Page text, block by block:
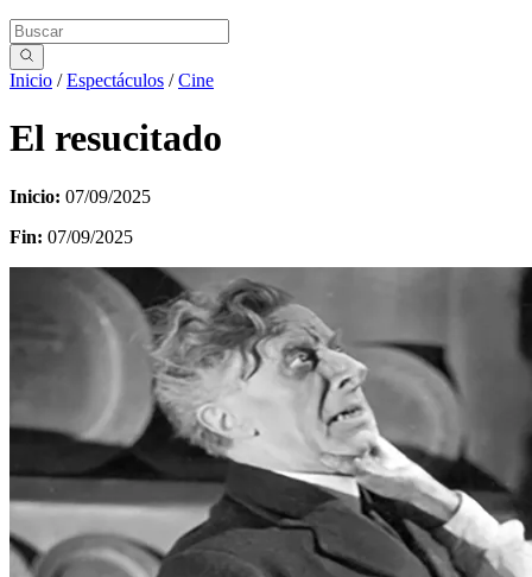
Inicio /Espectáculos /Cine
El resucitado
Inicio: 07/09/2025
Fin: 07/09/2025